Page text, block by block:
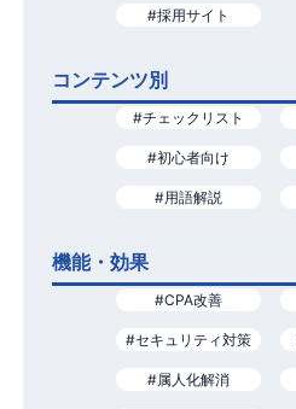
#採用サイト
コンテンツ別
#チェックリスト
#初心者向け
#用語解説
機能・効果
#CPA改善
#セキュリティ対策
#属人化解消